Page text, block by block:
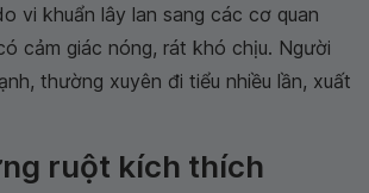
vi khuẩn lây lan sang các cơ quan
cảm giác nóng, rát khó chịu. Người
thường xuyên đi tiểu nhiều lần, xuất
ruột kích thích